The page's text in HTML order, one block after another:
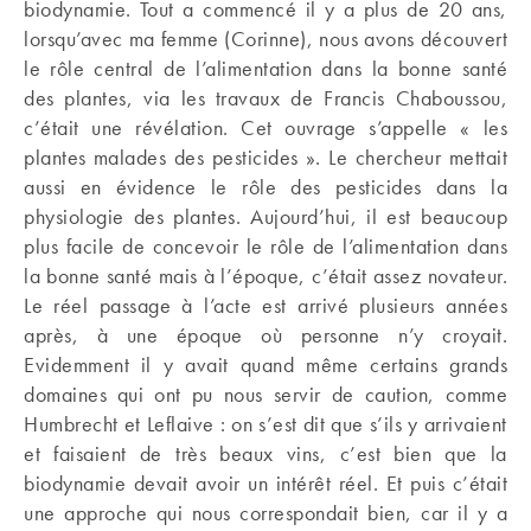
biodynamie. Tout a commencé il y a plus de 20 ans,
lorsqu’avec ma femme (Corinne), nous avons découvert
le rôle central de l’alimentation dans la bonne santé
des plantes, via les travaux de Francis Chaboussou,
c’était une révélation. Cet ouvrage s’appelle « les
plantes malades des pesticides ». Le chercheur mettait
aussi en évidence le rôle des pesticides dans la
physiologie des plantes. Aujourd’hui, il est beaucoup
plus facile de concevoir le rôle de l’alimentation dans
la bonne santé mais à l’époque, c’était assez novateur.
Le réel passage à l’acte est arrivé plusieurs années
après, à une époque où personne n’y croyait.
Evidemment il y avait quand même certains grands
domaines qui ont pu nous servir de caution, comme
Humbrecht et Leflaive : on s’est dit que s’ils y arrivaient
et faisaient de très beaux vins, c’est bien que la
biodynamie devait avoir un intérêt réel. Et puis c’était
une approche qui nous correspondait bien, car il y a